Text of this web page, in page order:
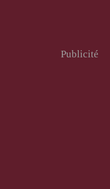
Publicité